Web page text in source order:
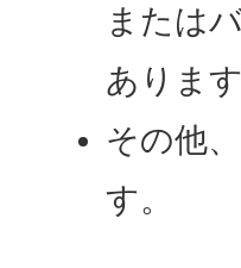
または
あります
その他
す。